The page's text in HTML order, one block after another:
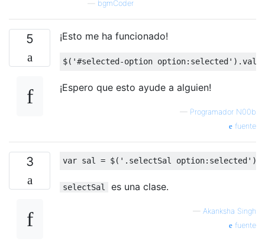
bgmCoder
5 ¡Esto me ha funcionado!
$( '#selected-option option:selected' ).val
¡Espero que esto ayude a alguien!
— Programador N00b
fuente
3 var sal = $( '.selectSal option:selected' ).
selectSal es una clase.
— Akanksha Singh
fuente